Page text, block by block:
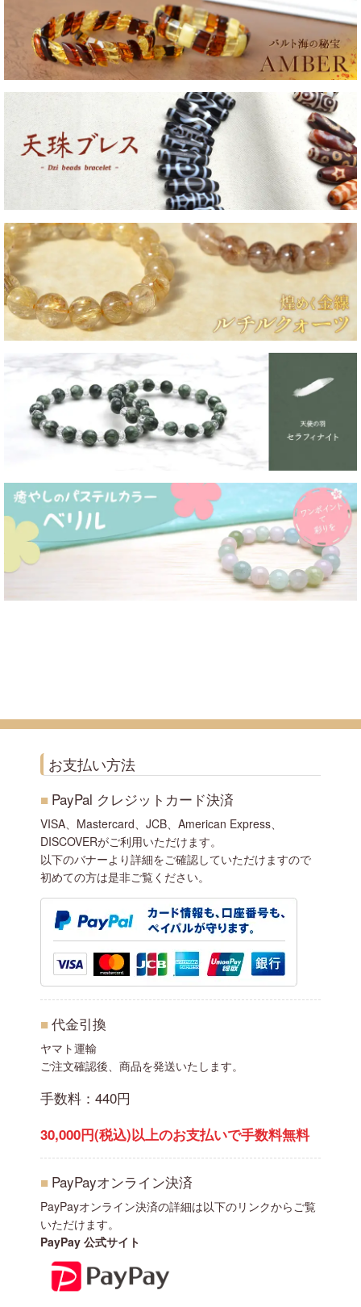
お支払い方法
■ PayPal クレジットカード決済
VISA、Mastercard、JCB、American Express、
DISCOVERがご利用いただけます。
以下のバナーより詳細をご確認していただけますので
初めての方は是非ご覧ください。
■代金引換
ヤマト運輸
ご注文確認後、商品を発送いたします。
手数料：440円
30,000円(税込)以上のお支払いで手数料無料
■ PayPayオンライン決済
PayPayオンライン決済の詳細は以下のリンクからご覧
いただけます。
PayPay 公式サイト